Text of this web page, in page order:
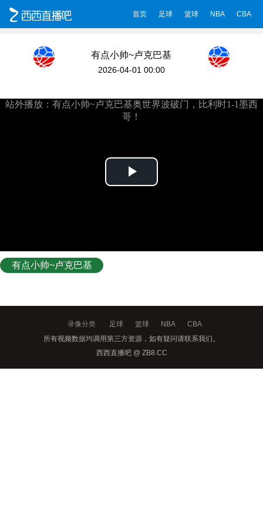
首页 足球 篮球 NBA CBA
有点小帅~卢克巴基
奥世界波破门，比利
2026-04-01 00:00
有点小帅~卢克巴基
录像分类 足球 篮球 NBA
CBA
所有视频数据均调用第三方资源，如有疑问请联系我们。
西西直播吧 @ ZB8.CC